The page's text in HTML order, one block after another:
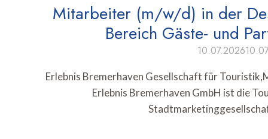
Mitarbeiter (m/w/d) in der
Bereich Gäste- und
10.07.2026
Erlebnis Bremerhaven Gesellschaft für
Erlebnis Bremerhaven GmbH ist die